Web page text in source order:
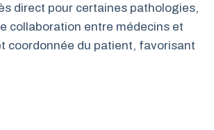
direct pour certaines pathologies,
collaboration entre médecins et
coordonnée du patient, favorisant